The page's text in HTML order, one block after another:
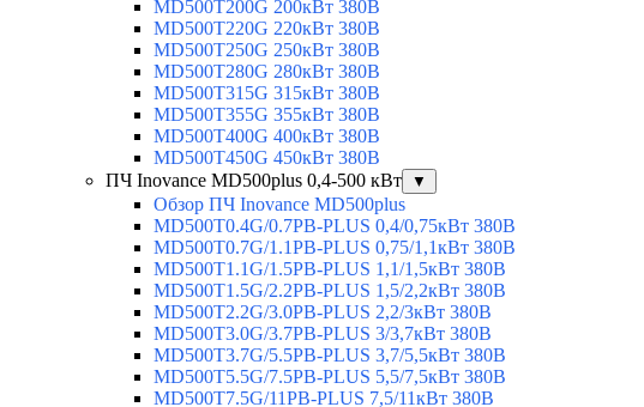
MD500T200G 200кВт 380В
MD500T220G 220кВт 380В
MD500T250G 250кВт 380В
MD500T280G 280кВт 380В
MD500T315G 315кВт 380В
MD500T355G 355кВт 380В
MD500T400G 400кВт 380В
MD500T450G 450кВт 380В
ПЧ Inovance MD500plus 0,4-500 кВт
▼
Обзор ПЧ Inovance MD500plus
MD500T0.4G/0.7PB-PLUS 0,4/0,75кВт 380В
MD500T0.7G/1.1PB-PLUS 0,75/1,1кВт 380В
MD500T1.1G/1.5PB-PLUS 1,1/1,5кВт 380В
MD500T1.5G/2.2PB-PLUS 1,5/2,2кВт 380В
MD500T2.2G/3.0PB-PLUS 2,2/3кВт 380В
MD500T3.0G/3.7PB-PLUS 3/3,7кВт 380В
MD500T3.7G/5.5PB-PLUS 3,7/5,5кВт 380В
MD500T5.5G/7.5PB-PLUS 5,5/7,5кВт 380В
MD500T7.5G/11PB-PLUS 7,5/11кВт 380В